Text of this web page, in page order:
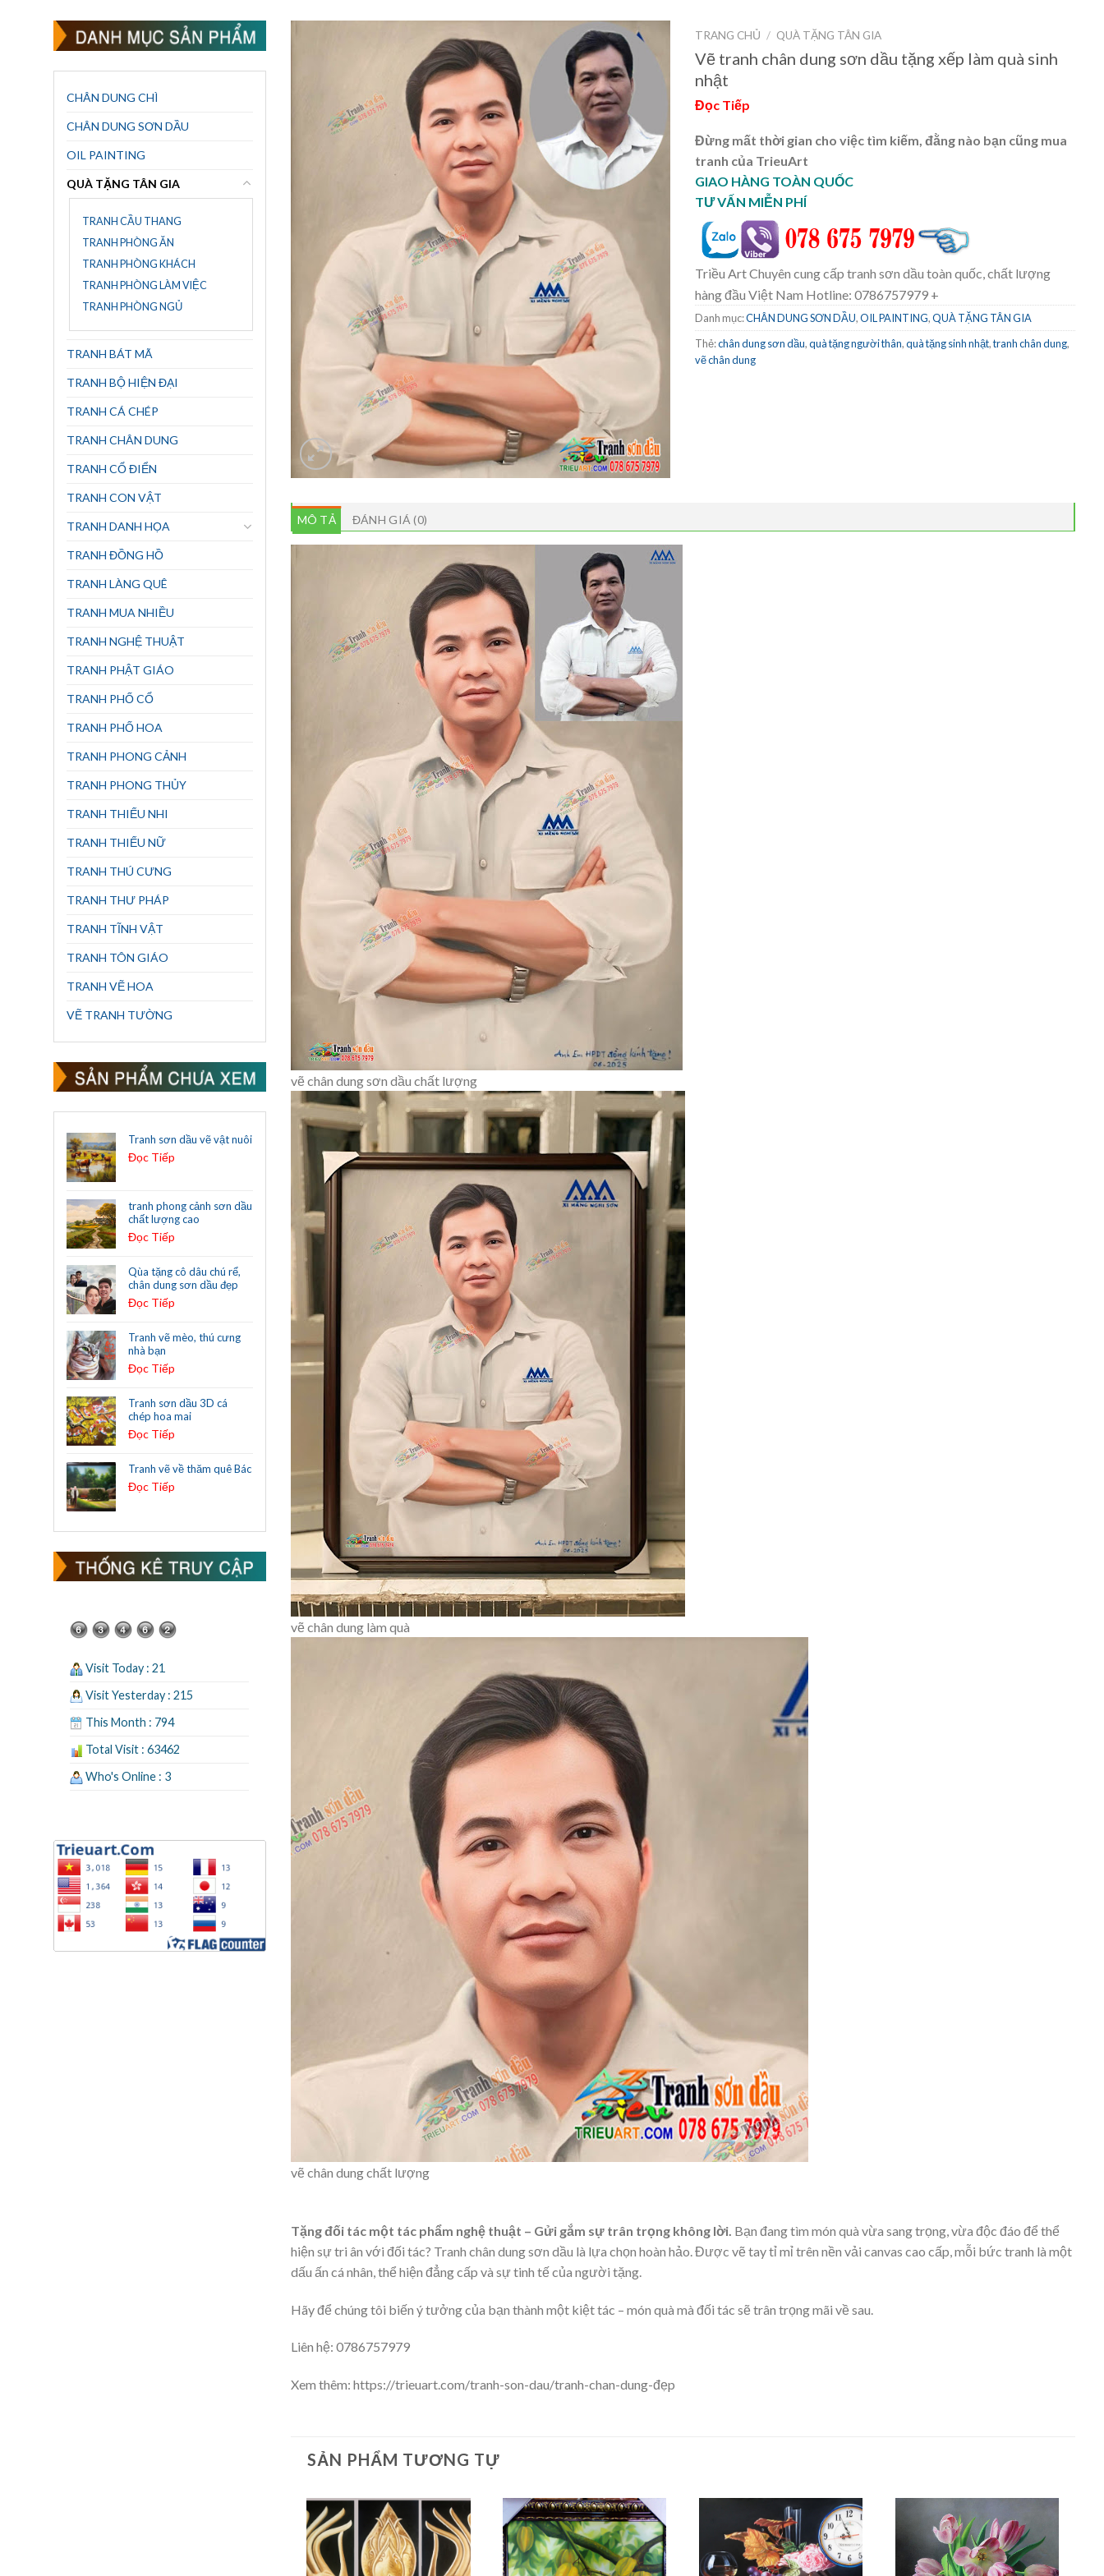
CHÂN DUNG CHÌ
CHÂN DUNG SƠN DẦU
OIL PAINTING
QUÀ TẶNG TÂN GIA
TRANH CẦU THANG
TRANH PHÒNG ĂN
TRANH PHÒNG KHÁCH
TRANH PHÒNG LÀM VIỆC
TRANH PHÒNG NGỦ
TRANH BÁT MÃ
TRANH BỘ HIỆN ĐẠI
TRANH CÁ CHÉP
TRANH CHÂN DUNG
TRANH CỔ ĐIỂN
TRANH CON VẬT
TRANH DANH HỌA
TRANH ĐỒNG HỒ
TRANH LÀNG QUÊ
TRANH MUA NHIỀU
TRANH NGHỆ THUẬT
TRANH PHẬT GIÁO
TRANH PHỐ CỔ
TRANH PHỐ HOA
TRANH PHONG CẢNH
TRANH PHONG THỦY
TRANH THIẾU NHI
TRANH THIẾU NỮ
TRANH THÚ CƯNG
TRANH THƯ PHÁP
TRANH TĨNH VẬT
TRANH TÔN GIÁO
TRANH VẼ HOA
VẼ TRANH TƯỜNG
Tranh sơn dầu vẽ vật nuôi
Đọc Tiếp
tranh phong cảnh sơn dầu
chất lượng cao
Đọc Tiếp
Qùa tặng cô dâu chú rể,
chân dung sơn dầu đẹp
Đọc Tiếp
Tranh vẽ mèo, thú cưng
nhà bạn
Đọc Tiếp
Tranh sơn dầu 3D cá
chép hoa mai
Đọc Tiếp
Tranh vẽ về thăm quê Bác
Đọc Tiếp
Visit Today : 21
Visit Yesterday : 215
This Month : 794
Total Visit : 63462
Who's Online : 3
TRANG CHỦ / QUÀ TẶNG TÂN GIA
Vẽ tranh chân dung sơn dầu tặng xếp làm quà sinh
nhật
Đọc Tiếp
Đừng mất thời gian cho việc tìm kiếm, đằng nào bạn cũng mua
tranh của TrieuArt
GIAO HÀNG TOÀN QUỐC
TƯ VẤN MIỄN PHÍ
Triều Art Chuyên cung cấp tranh sơn dầu toàn quốc, chất lượng
hàng đầu Việt Nam Hotline: 0786757979 +
Danh mục:CHÂN DUNG SƠN DẦU,OIL PAINTING,QUÀ TẶNG TÂN GIA
Thẻ:chân dung sơn dầu,quà tặng người thân,quà tặng sinh nhật,tranh chân dung,
vẽ chân dung
MÔ TẢ ĐÁNH GIÁ (0)
vẽ chân dung sơn dầu chất lượng
vẽ chân dung làm quà
vẽ chân dung chất lượng
Tặng đối tác một tác phẩm nghệ thuật – Gửi gắm sự trân trọng không lời. Bạn đang tìm món quà vừa sang trọng, vừa độc đáo để thể
hiện sự tri ân với đối tác? Tranh chân dung sơn dầu là lựa chọn hoàn hảo. Được vẽ tay tỉ mỉ trên nền vải canvas cao cấp, mỗi bức tranh là một
dấu ấn cá nhân, thể hiện đẳng cấp và sự tinh tế của người tặng.
Hãy để chúng tôi biến ý tưởng của bạn thành một kiệt tác – món quà mà đối tác sẽ trân trọng mãi về sau.
Liên hệ: 0786757979
Xem thêm: https://trieuart.com/tranh-son-dau/tranh-chan-dung-đẹp
SẢN PHẨM TƯƠNG TỰ